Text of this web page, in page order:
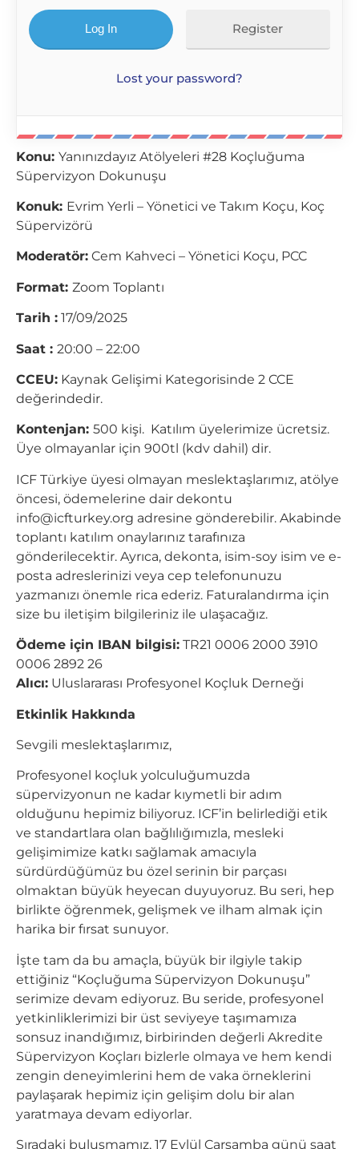
Register
Lost your password?
Konu: Yanınızdayız Atölyeleri #28 Koçluğuma
Süpervizyon Dokunuşu
Konuk: Evrim Yerli – Yönetici ve Takım Koçu, Koç
Süpervizörü
Moderatör: Cem Kahveci – Yönetici Koçu, PCC
Format: Zoom Toplantı
Tarih : 17/09/2025
Saat : 20:00 – 22:00
CCEU: Kaynak Gelişimi Kategorisinde 2 CCE
değerindedir.
Kontenjan: 500 kişi. Katılım üyelerimize ücretsiz.
Üye olmayanlar için 900tl (kdv dahil) dir.
ICF Türkiye üyesi olmayan meslektaşlarımız, atölye
öncesi, ödemelerine dair dekontu
info@icfturkey.org adresine gönderebilir. Akabinde
toplantı katılım onaylarınız tarafınıza
gönderilecektir. Ayrıca, dekonta, isim-soy isim ve e-
posta adreslerinizi veya cep telefonunuzu
yazmanızı önemle rica ederiz. Faturalandırma için
size bu iletişim bilgileriniz ile ulaşacağız.
Ödeme için IBAN bilgisi: TR21 0006 2000 3910
0006 2892 26
Alıcı: Uluslararası Profesyonel Koçluk Derneği
Etkinlik Hakkında
Sevgili meslektaşlarımız,
Profesyonel koçluk yolculuğumuzda
süpervizyonun ne kadar kıymetli bir adım
olduğunu hepimiz biliyoruz. ICF’in belirlediği etik
ve standartlara olan bağlılığımızla, mesleki
gelişimimize katkı sağlamak amacıyla
sürdürdüğümüz bu özel serinin bir parçası
olmaktan büyük heyecan duyuyoruz. Bu seri, hep
birlikte öğrenmek, gelişmek ve ilham almak için
harika bir fırsat sunuyor.
İşte tam da bu amaçla, büyük bir ilgiyle takip
ettiğiniz “Koçluğuma Süpervizyon Dokunuşu”
serimize devam ediyoruz. Bu seride, profesyonel
yetkinliklerimizi bir üst seviyeye taşımamıza
sonsuz inandığımız, birbirinden değerli Akredite
Süpervizyon Koçları bizlerle olmaya ve hem kendi
zengin deneyimlerini hem de vaka örneklerini
paylaşarak hepimiz için gelişim dolu bir alan
yaratmaya devam ediyorlar.
Sıradaki buluşmamız, 17 Eylül Çarşamba günü saat